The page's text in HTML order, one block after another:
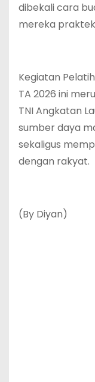
dibekali cara
mereka
Kegiatan
TA 2026 ini
TNI Angkatan
sumber daya
sekaligus
dengan rakyat.
(By Diyan)